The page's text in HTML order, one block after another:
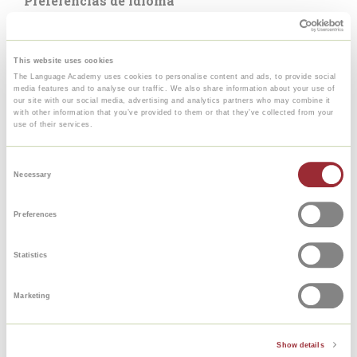
This website uses cookies
The Language Academy uses cookies to personalise content and ads, to provide social
media features and to analyse our traffic. We also share information about your use of
our site with our social media, advertising and analytics partners who may combine it
with other information that you’ve provided to them or that they’ve collected from your
use of their services.
Necessary
Preferences
Statistics
Marketing
Show details
Este curso está por el momento disponible en los
idiomas de interfaz español, neerlandés, francés
y alemán.
Inscribirse
Nuestros cursos de idiomas los puedes comenzar
cuando quieras. El periodo de vigencia del curso
empieza en el momento en que lo compres.
¿Quieres practicar más a fondo tus habilidades de
expresión oral? Si es así, compra 5 o 10 clases de
complemento a tu curso de inglés en línea. Las
clases particulares de inglés las imparten una
serie de profesores de idiomas experimentados
de UvA Talen. En este tipo de clases en los cursos
para principiantes se hace hincapié en la